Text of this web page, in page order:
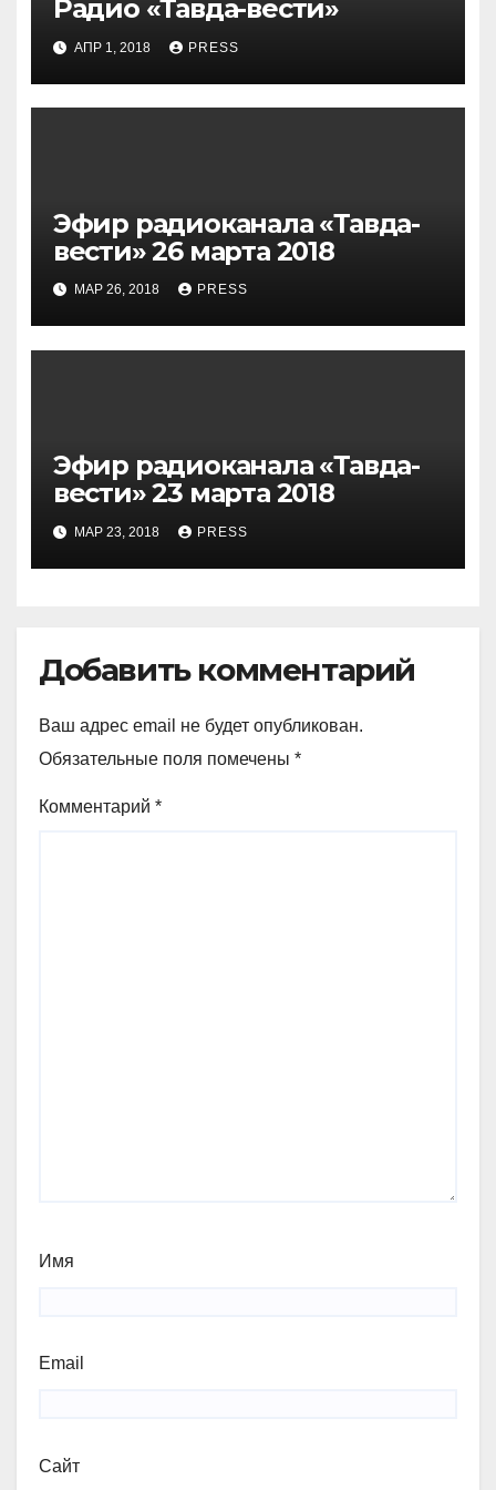
Радио «Тавда-вести»
АПР 1, 2018 PRESS
Эфир радиоканала «Тавда-
вести» 26 марта 2018
МАР 26, 2018 PRESS
Эфир радиоканала «Тавда-
вести» 23 марта 2018
МАР 23, 2018 PRESS
Добавить комментарий
Ваш адрес email не будет опубликован.
Обязательные поля помечены *
Комментарий *
Имя
Email
Сайт